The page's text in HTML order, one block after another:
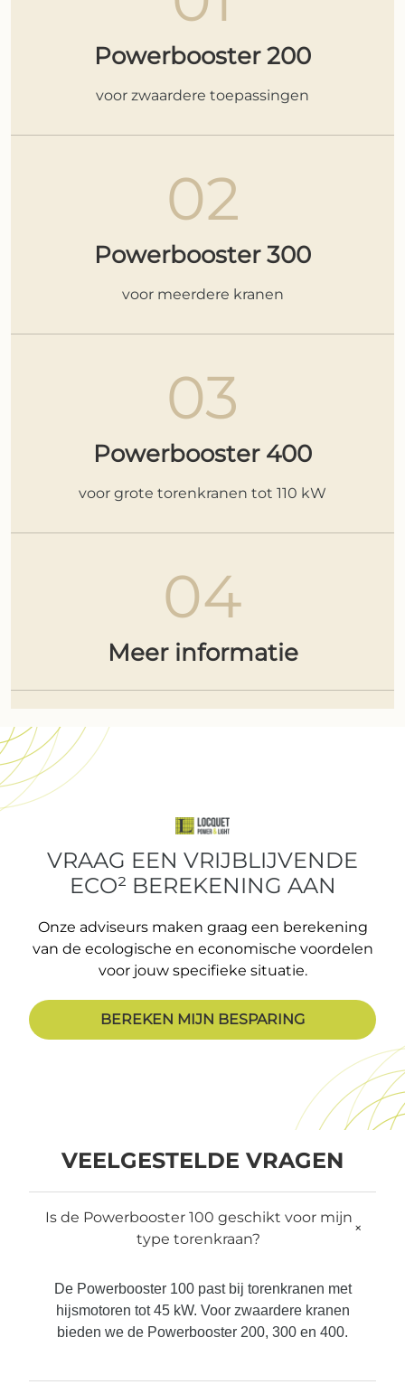
Powerbooster 200
voor zwaardere toepassingen
02
Powerbooster 300
voor meerdere kranen
03
Powerbooster 400
voor grote torenkranen tot 110 kW
04
Meer informatie
VRAAG EEN VRIJBLIJVENDE
ECO² BEREKENING AAN
Onze adviseurs maken graag een berekening
van de ecologische en economische voordelen
voor jouw specifieke situatie.
BEREKEN MIJN BESPARING
VEELGESTELDE VRAGEN
Is de Powerbooster 100 geschikt voor mijn
type torenkraan?
+
De Powerbooster 100 past bij torenkranen met
hijsmotoren tot 45 kW. Voor zwaardere kranen
bieden we de Powerbooster 200, 300 en 400.